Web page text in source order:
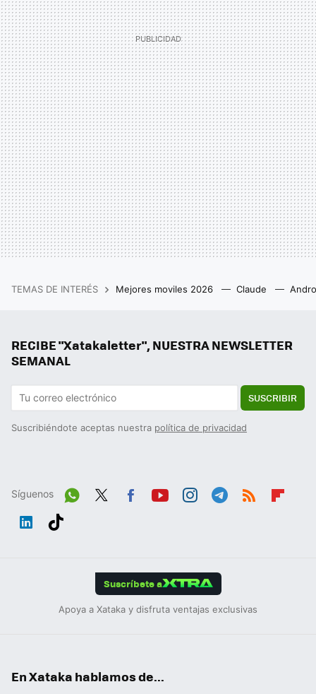
TEMAS DE INTERÉS Mejores moviles 2026 Claude
RECIBE "Xatakaletter", NUESTRA NEWSLETTER
SEMANAL
SUSCRIBIR
Suscribiéndote aceptas nuestra política de privacidad
Síguenos
Wh
Suscríbete a
Apoya a Xataka y disfruta ventajas exclusivas
En Xataka hablamos de...